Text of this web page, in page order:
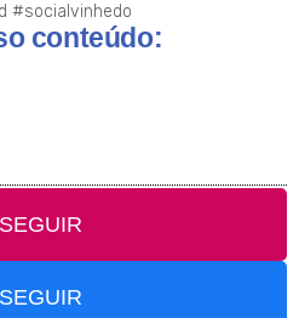
#socialvinhedo
conteúdo:
SEGUIR
SEGUIR